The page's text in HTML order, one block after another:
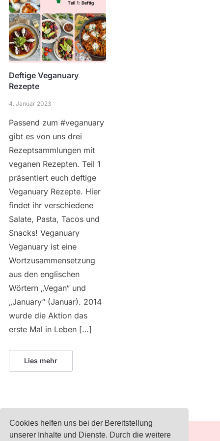
Cookies helfen uns bei der Bereitstellung
unserer Inhalte und Dienste. Durch die weitere
Deftige Veganuary
Rezepte
4. Januar 2023
Passend zum #veganuary
gibt es von uns drei
Rezeptsammlungen mit
veganen Rezepten. Teil 1
präsentiert euch deftige
Veganuary Rezepte. Hier
findet ihr verschiedene
Salate, Pasta, Tacos und
Snacks! Veganuary
Veganuary ist eine
Wortzusammensetzung
aus den englischen
Wörtern „Vegan“ und
„January“ (Januar). 2014
wurde die Aktion das
erste Mal in Leben […]
Lies mehr